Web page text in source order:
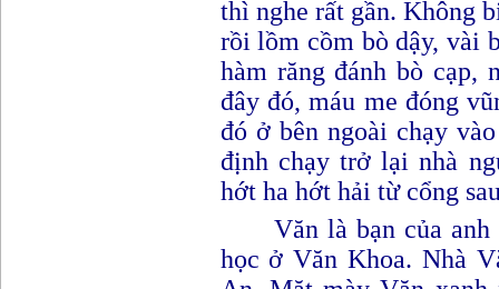
thì nghe rất gần. Không
rồi lồm cồm bò dậy, vài
hàm răng đánh bò cạp,
đây đó, máu me đóng
đó ở bên ngoài chạy
định chạy trở lại nhà
hớt ha hớt hải từ cổng
Văn là bạn của
học ở Văn Khoa. Nhà